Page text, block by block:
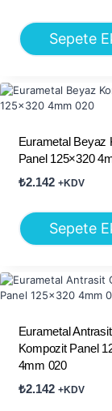
Sepete
Eurametal Beyaz
Panel 125×320
₺2.142 +KDV
Sepete
Eurametal
Kompozit Panel
4mm 020
₺2.142 +KDV